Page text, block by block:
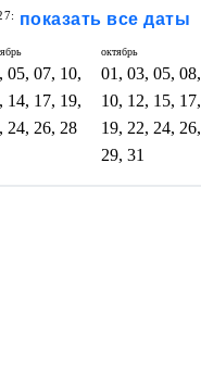
показать все даты
05, 07, 10,
14, 17, 19,
24, 26, 28
октябрь
01, 03, 05, 08,
10, 12, 15, 17,
19, 22, 24, 26,
29, 31